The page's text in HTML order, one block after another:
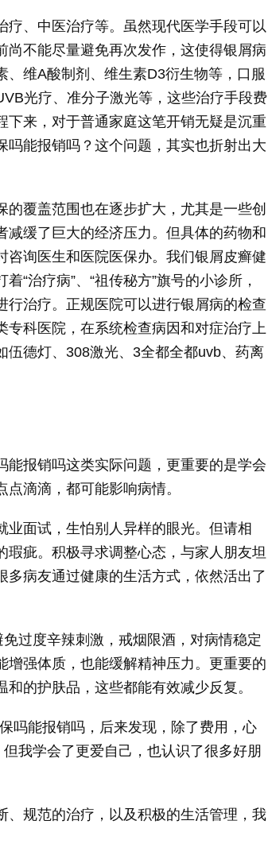
、中医治疗等。虽然现代医学手段可以
不能尽量避免再次发作，这使得银屑病
维A酸制剂、维生素D3衍生物等，口服
光疗、准分子激光等，这些治疗手段费
下来，对于普通家庭这笔开销无疑是沉重
能报销吗？这个问题，其实也折射出大
覆盖范围也在逐步扩大，尤其是一些创
缓了巨大的经济压力。但具体的药物和
询医生和医院医保办。我们银屑皮癣健
“治疗病”、“祖传秘方”旗号的小诊所，
治疗。正规医院可以进行银屑病的检查
科医院，在系统检查病因和对症治疗上
伍德灯、308激光、3全都全都uvb、药离
报销吗这类实际问题，更重要的是学会
滴滴，都可能影响病情。
面试，生怕别人异样的眼光。但请相
疵。积极寻求调整心态，与家人朋友坦
病友通过健康的生活方式，依然活出了
过度辛辣刺激，戒烟限酒，对病情稳定
强体质，也能缓解精神压力。更重要的
的护肤品，这些都能有效减少反复。
吗能报销吗，后来发现，除了费用，心
我学会了更爱自己，也认识了很多好朋
规范的治疗，以及积极的生活管理，我